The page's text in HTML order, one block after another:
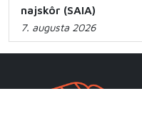
najskôr (SAIA)
7. augusta 2026